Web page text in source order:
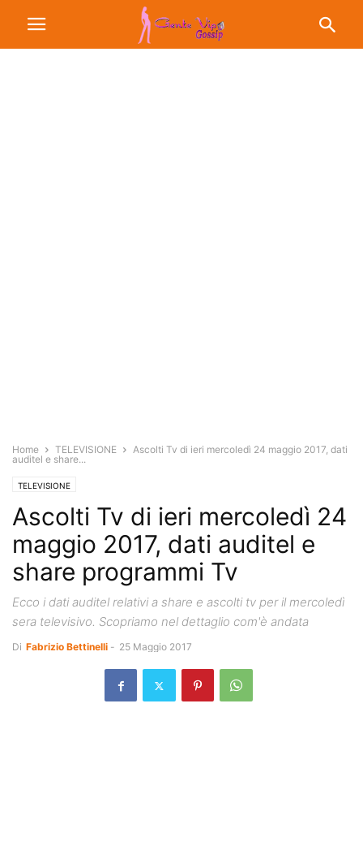
Home TELEVISIONE
Ascolti Tv di ieri mercoledì 24 maggio 2017, dati
auditel e share...
TELEVISIONE
Ascolti Tv di ieri mercoledì 24
maggio 2017, dati auditel e
share programmi Tv
Ecco i dati auditel relativi a share e ascolti tv per il mercoledì
sera televisivo. Scopriamo nel dettaglio com'è andata
Di Fabrizio Bettinelli - 25 Maggio 2017